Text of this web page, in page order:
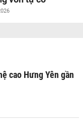
cao Hưng Yên gần